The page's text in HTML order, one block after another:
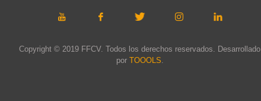
Copyright © 2019 FFCV. Todos los derechos reservados. Desarrollado
por TOOOLS.